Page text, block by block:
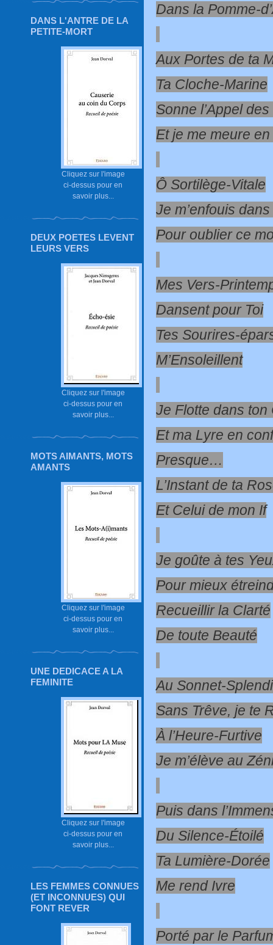
DANS L'ANTRE DE LA
PETITE-MORT
Cliquez sur l'image
ci-dessus pour en
savoir plus...
DEUX POETES LEVENT
LEURS VERS
Cliquez sur l'image
ci-dessus pour en
savoir plus...
MOTS AIMANTS, MOTS
AMANTS
Cliquez sur l'image
ci-dessus pour en
savoir plus...
UNE DEDICACE A LA
FEMINITE
Cliquez sur l'image
ci-dessus pour en
savoir plus...
LES FEMMES CONNUES
(ET INCONNUES) QUI
FONT REVER
Dans la Pomme-
Aux Portes de ta
Ta Cloche-Marine
Sonne l’Appel
Et je me meure en
Ô Sortilège-Vitale
Je m’enfouis
Pour oublier ce
Mes Vers-
Dansent pour Toi
Tes Sourires-
M’Ensoleillent
Je Flotte dans ton
Et ma Lyre en
Presque…
L’Instant de ta
Et Celui de mon If
Je goûte à tes
Pour mieux
Recueillir la Clarté
De toute Beauté
Au Sonnet-
Sans Trêve, je te
À l’Heure-Furtive
Je m’élève au
Puis dans
Du Silence-Étoilé
Ta Lumière-Dorée
Me rend Ivre
Porté par le